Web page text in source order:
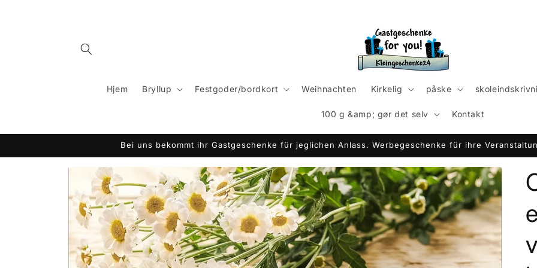
Hjem Bryllup Festgoder/bordkort Weihnachten Kirkelig påske
100 g &amp; gør det selv Kontakt
Bei uns bekommt ihr Gastgeschenke für jeglichen Anlass. Werbegeschenke für ihre
produktoplysninger